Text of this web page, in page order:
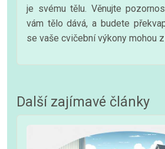
je svému tělu. Věnujte
vám tělo dává, a budete
se vaše cvičební výkony mohou
Další zajímavé články